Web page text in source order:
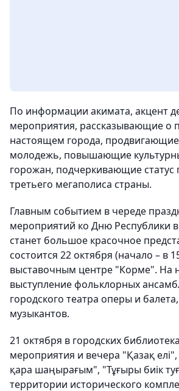
По информации акимата, акцент
мероприятия, рассказывающие о
настоящем города,
молодежь, повышающие
горожан, подчеркивающие статус
третьего мегаполиса страны.
Главным событием в череде
мероприятий ко Дню Республики
станет большое красочное
состоится 22 октября (начало – в
выставочным центре "Корме". На
выступление фольклорных
городского театра оперы и
музыкантов.
21 октября в городских
мероприятия и вечера "Қазақ
қара шаңырағым", "Тұғыры биік
территории исторического